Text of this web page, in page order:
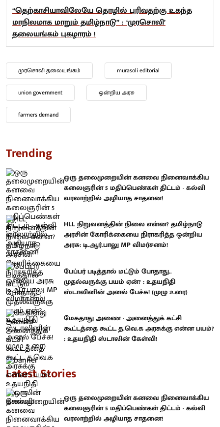
“தெற்காசியாவிலேயே தொழில் புரிவதற்கு உகந்த
மாநிலமாக மாறும் தமிழ்நாடு” : ‘முரசொலி’
தலையங்கம் புகழாரம் !
முரசொலி தலையங்கம் murasoli editorial
union government ஒன்றிய அரசு
farmers demand
Trending
ஒரு தலைமுறையின் கனவை நினைவாக்கிய
கலைஞரின் 5 மதிப்பெண்கள் திட்டம் - கல்வி
வரலாற்றில் அழியாத சாதனை!
HLL நிறுவனத்தின் நிலை என்ன? தமிழ்நாடு
அரசின் கோரிக்கையை நிராகரித்த ஒன்றிய
அரசு: டி.ஆர்.பாலு MP விமர்சனம்!
பேப்பர் படித்தால் மட்டும் போதாது..
முதல்வருக்கு பயம் ஏன்? : உதயநிதி
ஸ்டாலினின் அனல் பேச்சு! (முழு உரை)
மேகதாது அணை - அனைத்துக் கட்சி
கூட்டத்தை கூட்ட த.வெ.க அரசுக்கு என்ன பயம்?
: உதயநிதி ஸ்டாலின் கேள்வி!
Latest Stories
ஒரு தலைமுறையின் கனவை நினைவாக்கிய
கலைஞரின் 5 மதிப்பெண்கள் திட்டம் - கல்வி
வரலாற்றில் அழியாத சாதனை!